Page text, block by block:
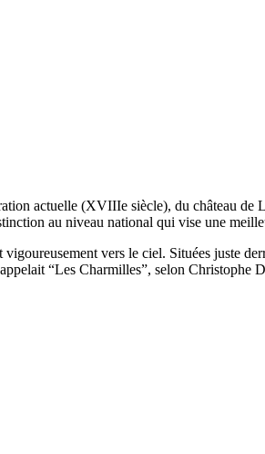
actuelle (XVIIIe siècle), du château de
au niveau national qui vise une
vers le ciel. Situées juste
“Les Charmilles”, selon Christophe